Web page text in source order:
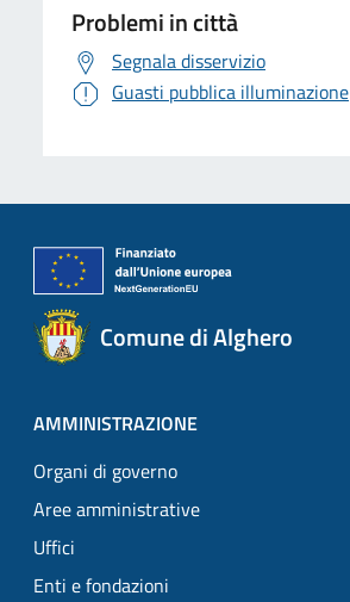
Problemi in città
Segnala disservizio
Guasti pubblica illuminazione
Comune di Alghero
AMMINISTRAZIONE
Organi di governo
Aree amministrative
Uffici
Enti e fondazioni